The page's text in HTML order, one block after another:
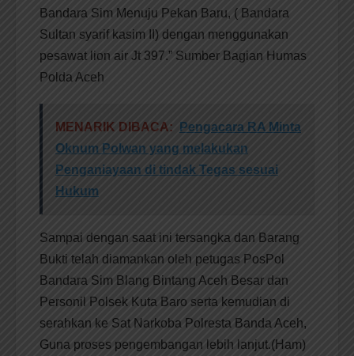
Bandara Sim Menuju Pekan Baru, ( Bandara
Sultan syarif kasim II) dengan menggunakan
pesawat lion air Jt 397.” Sumber Bagian Humas
Polda Aceh
MENARIK DIBACA:
Pengacara RA Minta
Oknum Polwan yang melakukan
Penganiayaan di tindak Tegas sesuai
Hukum
Sampai dengan saat ini tersangka dan Barang
Bukti telah diamankan oleh petugas PosPol
Bandara Sim Blang Bintang Aceh Besar dan
Personil Polsek Kuta Baro serta kemudian di
serahkan ke Sat Narkoba Polresta Banda Aceh,
Guna proses pengembangan lebih lanjut.(Ham)